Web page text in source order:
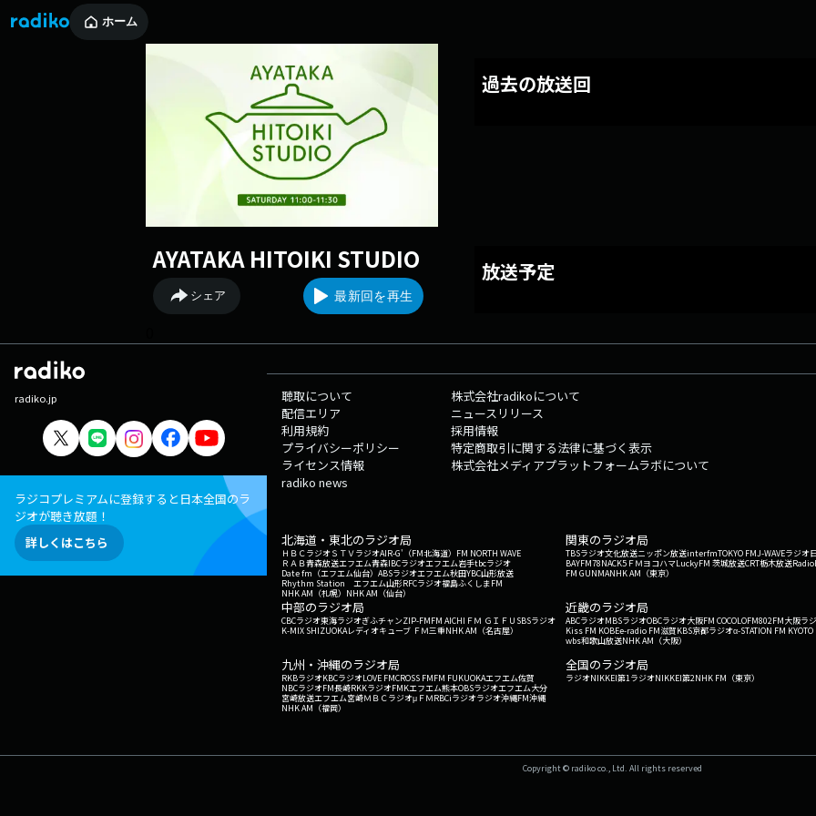
ホーム
AYATAKA HITOIKI STUDIO
シェア 最新回を再生
過去の放送回
放送予定
radiko.jp
ラジコプレミアムに登録すると日本全国のラ
ジオが聴き放題！
詳しくはこちら
聴取について
配信エリア
利用規約
プライバシーポリシー
ライセンス情報
radiko news
株式会社radikoについて
ニュースリリース
採用情報
特定商取引に関する法律に基づく表示
株式会社メディアプラットフォームラボについて
北海道・東北のラジオ局
ＨＢＣラジオＳＴＶラジオAIR-G'（FM北海道） FM NORTH WAVE
ＲＡＢ青森放送エフエム青森IBCラジオエフエム岩手tbcラジオ
Date fm（エフエム仙台） ABSラジオエフエム秋田YBC山形放送
Rhythm Station エフエム山形RFCラジオ福島ふくしまFM
NHK AM（札幌） NHK AM（仙台）
関東のラジオ局
TBSラジオ文化放送ニッポン放送interfmTOKYO FMJ-WAVEラジオ
BAYFM78NACK5 ＦＭヨコハマLuckyFM 茨城放送CRT栃木放送
FM GUNMANHK AM（東京）
中部のラジオ局
CBCラジオ東海ラジオぎふチャンZIP-FMFM AICHI ＦＭ ＧＩＦＵ SBSラジオ
K-MIX SHIZUOKAレディオキューブ ＦＭ三重NHK AM（名古屋）
近畿のラジオ局
ABCラジオMBSラジオOBCラジオ大阪FM COCOLOFM802FM大阪ラ
Kiss FM KOBEe-radio FM滋賀KBS京都ラジオα-STATION FM KYOTO
wbs和歌山放送NHK AM（大阪）
九州・沖縄のラジオ局
RKBラジオKBCラジオLOVE FMCROSS FMFM FUKUOKAエフエム佐賀
NBCラジオFM長崎RKKラジオFMKエフエム熊本OBSラジオエフエム大分
宮崎放送エフエム宮崎ＭＢＣラジオμＦＭRBCiラジオラジオ沖縄FM沖縄
NHK AM（福岡）
全国のラジオ局
ラジオNIKKEI第1ラジオNIKKEI第2NHK FM（東京）
Copyright © radiko co., Ltd. All rights reserved